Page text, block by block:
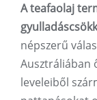
A teafaolaj
népszerű
Ausztráliában
leveleiből